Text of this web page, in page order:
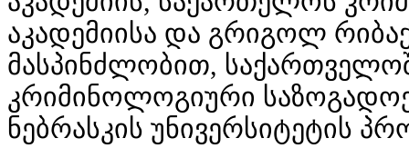
აკადემიისა და გრიგოლ
მასპინძლობით,
კრიმინოლოგიური
ნებრასკის უნივერსიტეტის